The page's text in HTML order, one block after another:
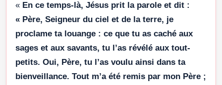
« En ce temps-là, Jésus prit la parole et dit :
« Père, Seigneur du ciel et de la terre, je
proclame ta louange : ce que tu as caché aux
sages et aux savants, tu l’as révélé aux tout-
petits. Oui, Père, tu l’as voulu ainsi dans ta
bienveillance. Tout m’a été remis par mon Père ;